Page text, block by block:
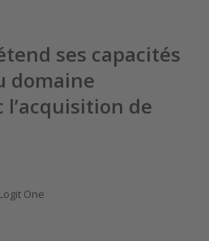
ses capacités
domaine
de
One